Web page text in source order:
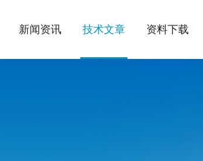
新闻资讯 技术文章 资料下载